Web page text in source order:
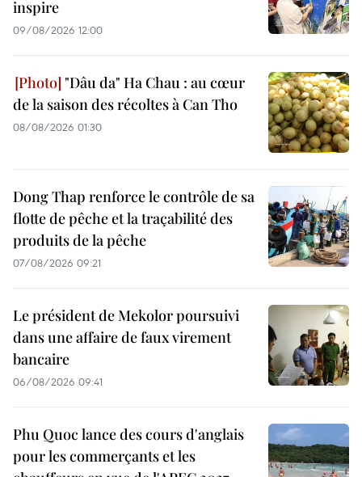
inspire
09/08/2026 12:00
"Dâu da" Ha Chau : au cœur
de la saison des récoltes à Can Tho
08/08/2026 01:30
Dong Thap renforce le contrôle de sa
flotte de pêche et la traçabilité des
produits de la pêche
07/08/2026 09:21
Le président de Mekolor poursuivi
dans une affaire de faux virement
bancaire
06/08/2026 09:41
Phu Quoc lance des cours d'anglais
pour les commerçants et les